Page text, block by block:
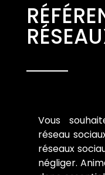
Vous
réseau
réseaux
négliger.